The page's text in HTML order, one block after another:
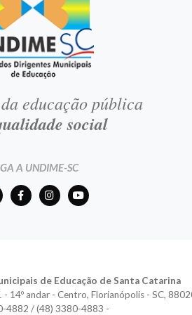
educação pública
social
A UNDIME-SC
de Educação de Santa Catarina
14º andar - Centro, Florianópolis - SC,
4882 / (48) 3380-4883 -